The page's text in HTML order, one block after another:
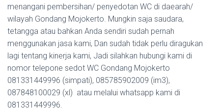
menangani pembersihan/ penyedotan WC di daearah/
wilayah Gondang Mojokerto. Mungkin saja saudara,
tetangga atau bahkan Anda sendiri sudah pernah
menggunakan jasa kami, Dan sudah tidak perlu diragukan
lagi tentang kinerja kami, Jadi silahkan hubungi kami di
nomor telepone sedot WC Gondang Mojokerto
081331449996 (simpati), 085785902009 (im3),
087848100029 (xl) atau melalui whatsapp kami di
081331449996.